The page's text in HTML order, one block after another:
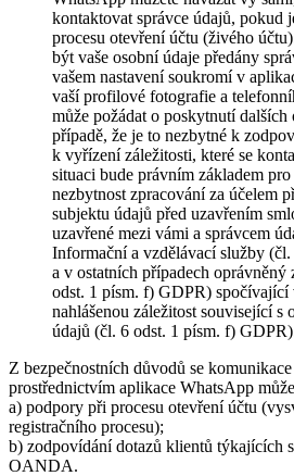
kontaktovat správce údajů, pokud
procesu otevření účtu (živého
být vaše osobní údaje předány
vašem nastavení soukromí v
vaší profilové fotografie a
může požádat o poskytnutí
případě, že je to nezbytné k
k vyřízení záležitosti, které se
situaci bude právním základem
nezbytnost zpracování za účelem
subjektu údajů před uzavřením
uzavřené mezi vámi a správcem
Informační a vzdělávací služby
a v ostatních případech oprávněný
odst. 1 písm. f) GDPR) spočívající
nahlášenou záležitost související s
údajů (čl. 6 odst. 1 písm. f)
Z bezpečnostních důvodů se
prostřednictvím aplikace WhatsApp
a) podpory při procesu otevření účtu
registračního procesu);
b) zodpovídání dotazů klientů týkajících
OANDA.